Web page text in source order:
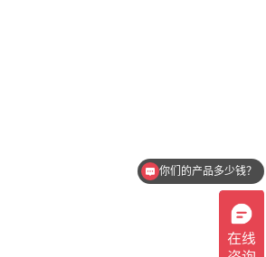
你们的产品多少钱？